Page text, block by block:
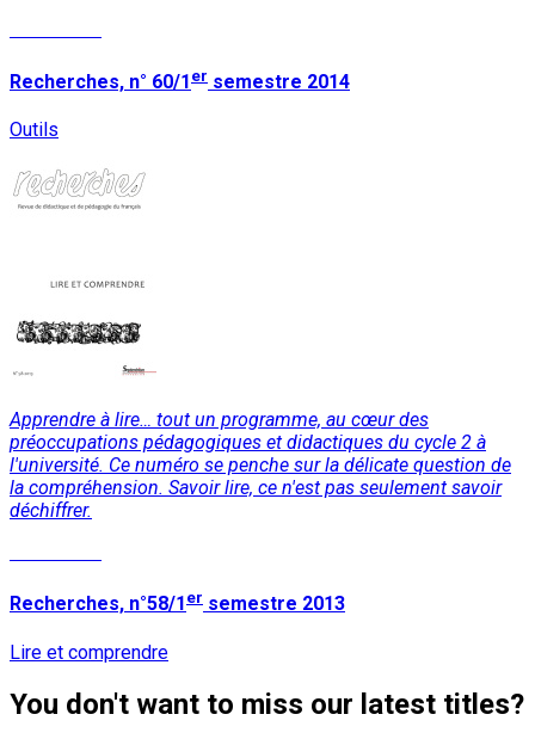
Recherches, n° 60/1 er semestre 2014
Outils
Apprendre à lire… tout un programme, au cœur des
préoccupations pédagogiques et didactiques du cycle 2 à
l'université. Ce numéro se penche sur la délicate question de
la compréhension. Savoir lire, ce n'est pas seulement savoir
déchiffrer.
Recherches, n°58/1 er semestre 2013
Lire et comprendre
You don't want to miss our latest titles?